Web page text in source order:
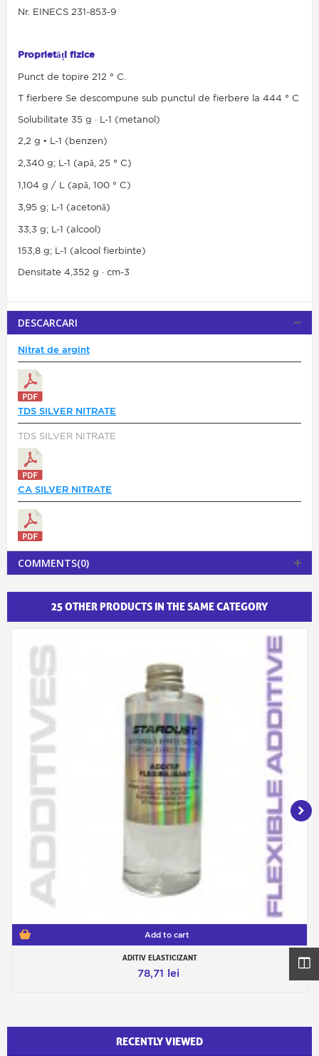
Nr. EINECS 231-853-9
Proprietăți fizice
Punct de topire 212 ° C.
T fierbere Se descompune sub punctul de fierbere la 444 ° C
Solubilitate 35 g · L-1 (metanol)
2,2 g • L-1 (benzen)
2,340 g; L-1 (apă, 25 ° C)
1,104 g / L (apă, 100 ° C)
3,95 g; L-1 (acetonă)
33,3 g; L-1 (alcool)
153,8 g; L-1 (alcool fierbinte)
Densitate 4,352 g · cm-3
DESCARCARI
Nitrat de argint
TDS SILVER NITRATE
TDS SILVER NITRATE
CA SILVER NITRATE
COMMENTS(0)
25 OTHER PRODUCTS IN THE SAME CATEGORY
Add to cart
ADITIV ELASTICIZANT
78,71 lei
RECENTLY VIEWED